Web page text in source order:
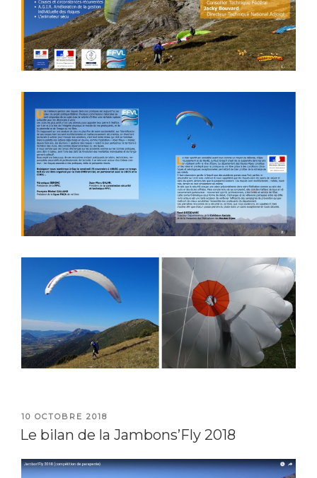
PUBLIÉ
LE
10 OCTOBRE 2018
Le bilan de la Jambons’Fly 2018